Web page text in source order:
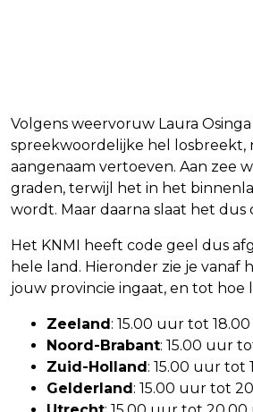
Volgens weervoruw Laura
spreekwoordelijke hel losbreekt,
aangenaam vertoeven. Aan zee
graden, terwijl het in het
wordt. Maar daarna slaat het dus
Het KNMI heeft code geel dus
hele land. Hieronder zie je vanaf
jouw provincie ingaat, en tot hoe
Zeeland : 15.00 uur tot
Noord-Brabant: 15.00 uur
Zuid-Holland : 15.00 uur tot
Gelderland : 15.00 uur tot